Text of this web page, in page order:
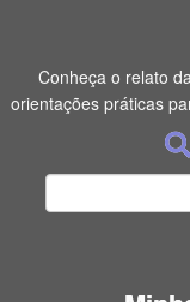
Conheça o relato
orientações práticas